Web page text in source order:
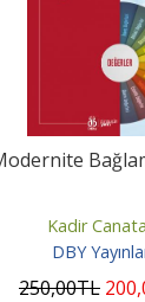
Kadir
DBY
250,00TL 200